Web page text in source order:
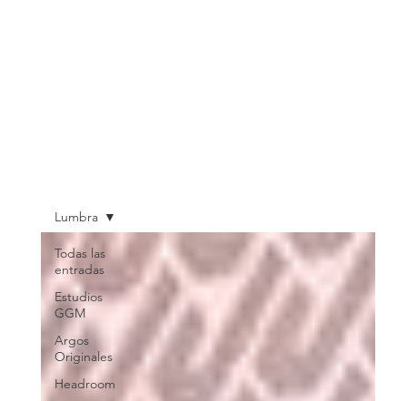
Todas las
entradas
Estudios
GGM
Argos
Originales
Headroom
Lumbra